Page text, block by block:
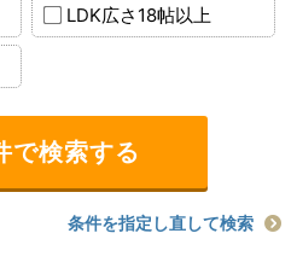
LDK広さ18帖以上
条件を指定し直して検索